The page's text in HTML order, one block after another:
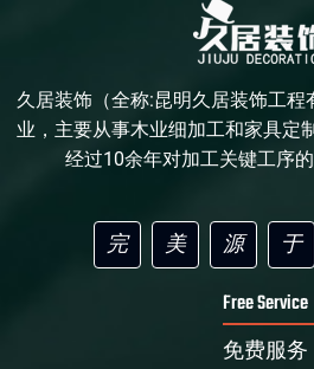
久居装饰（全称:昆明久居装饰工
业，主要从事木业细加工和家具定
经过10余年对加工关键工序
完 美 源 于
Free Service
免费服务